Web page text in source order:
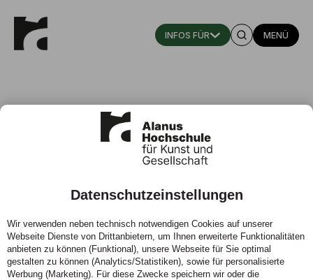
MENÜ
Prof. Dr. Jakob Benecke
Professor für Erziehungswissenschaft mit Schwerpunkt
Institut für Waldorfpädagogik, Inklusion und Interkulturalität,
Fachbereich Bildungswissenschaft. Leitung des
Studiengangs Master of Arts Waldorfpädagogik (Standort
Mannheim)
Datenschutzeinstellungen
Wir verwenden neben technisch notwendigen Cookies auf unserer
Webseite Dienste von Drittanbietern, um Ihnen erweiterte Funktionalitäten
anbieten zu können (Funktional), unsere Webseite für Sie optimal
gestalten zu können (Analytics/Statistiken), sowie für personalisierte
Werbung (Marketing). Für diese Zwecke speichern wir oder die